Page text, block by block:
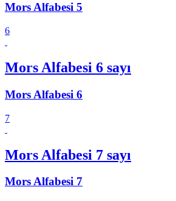
Mors Alfabesi 5
6
Mors Alfabesi 6 sayı
Mors Alfabesi 6
7
Mors Alfabesi 7 sayı
Mors Alfabesi 7